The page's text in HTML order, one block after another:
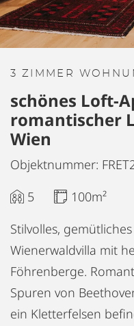
3 ZIMMER
schönes Loft-
romantischer
Wien
Objektnummer:
5
100m²
Stilvolles,
Wienerwaldvilla mit
Föhrenberge.
Spuren von
ein Kletterfelsen